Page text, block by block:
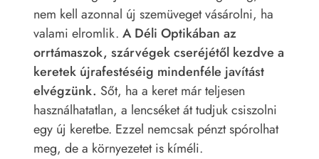
nem kell azonnal új szemüveget vásárolni, ha
valami elromlik.A Déli Optikában az
orrtámaszok, szárvégek cseréjétől kezdve a
keretek újrafestéséig mindenféle javítást
elvégzünk. Sőt, ha a keret már teljesen
használhatatlan, a lencséket át tudjuk csiszolni
egy új keretbe. Ezzel nemcsak pénzt spórolhat
meg, de a környezetet is kíméli.